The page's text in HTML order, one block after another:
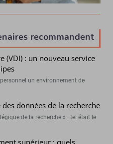
recommandent
(VDI) : un nouveau service
un environnement de
des données de la recherche
de la recherche » : tel était le